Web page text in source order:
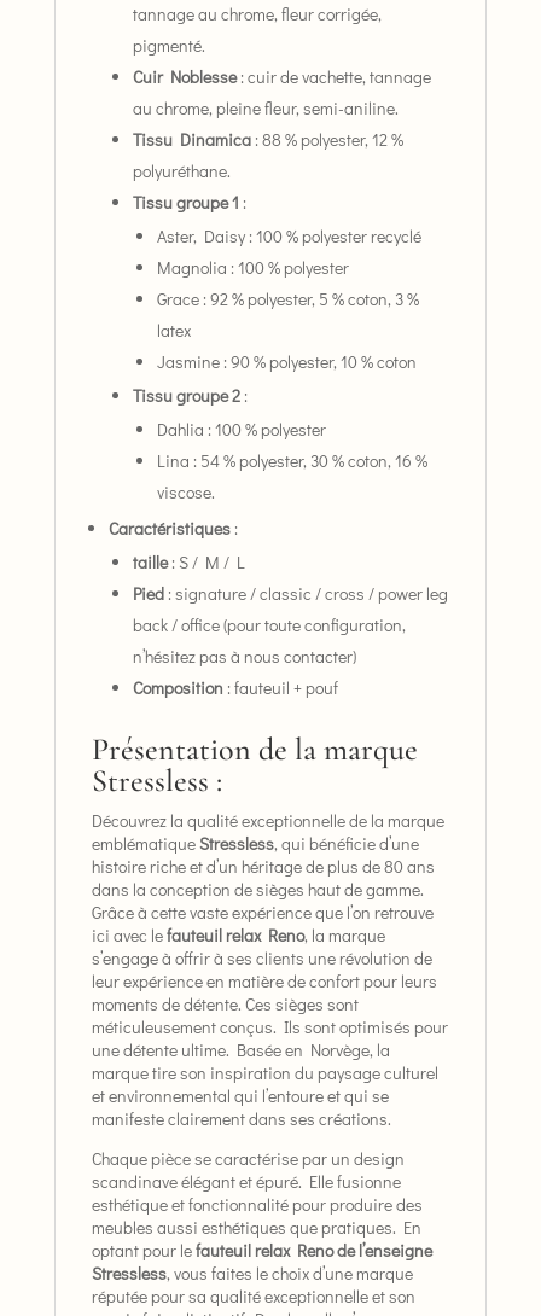
tannage au chrome, fleur corrigée,
pigmenté.
Cuir Noblesse: cuir de vachette, tannage
au chrome, pleine fleur, semi-aniline.
Tissu Dinamica: 88 % polyester, 12 %
polyuréthane.
Tissu groupe 1 :
Aster, Daisy : 100 % polyester recyclé
Magnolia : 100 % polyester
Grace : 92 % polyester, 5 % coton, 3 %
latex
Jasmine : 90 % polyester, 10 % coton
Tissu groupe 2:
Dahlia : 100 % polyester
Lina : 54 % polyester, 30 % coton, 16 %
viscose.
Caractéristiques:
taille: S / M / L
Pied: signature / classic / cross / power leg
back / office (pour toute configuration,
n’hésitez pas à nous contacter)
Composition : fauteuil + pouf
Présentation de la marque
Stressless :
Découvrez la qualité exceptionnelle de la marque
emblématiqueStressless, qui bénéficie d’une
histoire riche et d’un héritage de plus de 80 ans
dans la conception de sièges haut de gamme.
Grâce à cette vaste expérience que l’on retrouve
ici avec lefauteuil relax Reno, la marque
s’engage à offrir à ses clients une révolution de
leur expérience en matière de confort pour leurs
moments de détente. Ces sièges sont
méticuleusement conçus. Ils sont optimisés pour
une détente ultime. Basée en Norvège, la
marque tire son inspiration du paysage culturel
et environnemental qui l’entoure et qui se
manifeste clairement dans ses créations.
Chaque pièce se caractérise par un design
scandinave élégant et épuré. Elle fusionne
esthétique et fonctionnalité pour produire des
meubles aussi esthétiques que pratiques. En
optant pour lefauteuil relax Reno de l’enseigne
Stressless, vous faites le choix d’une marque
réputée pour sa qualité exceptionnelle et son